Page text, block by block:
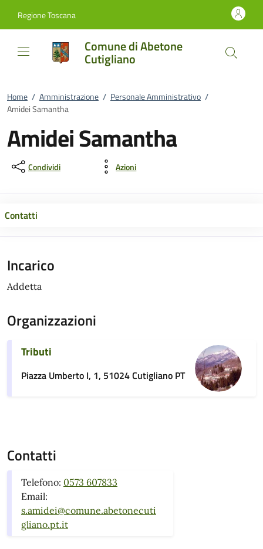
Regione Toscana
Comune di Abetone
Cutigliano
Home / Amministrazione / Personale Amministrativo /
Amidei Samantha
Amidei Samantha
Condividi Azioni
Contatti
Incarico
Addetta
Organizzazioni
Tributi
Piazza Umberto I, 1, 51024 Cutigliano PT
Contatti
Telefono: 0573 607833
Email:
s.amidei@comune.abetonecuti
gliano.pt.it